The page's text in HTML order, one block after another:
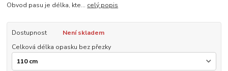
Obvod pasu je délka, kte... celý popis
Dostupnost
Není skladem
Celková délka opasku bez přezky